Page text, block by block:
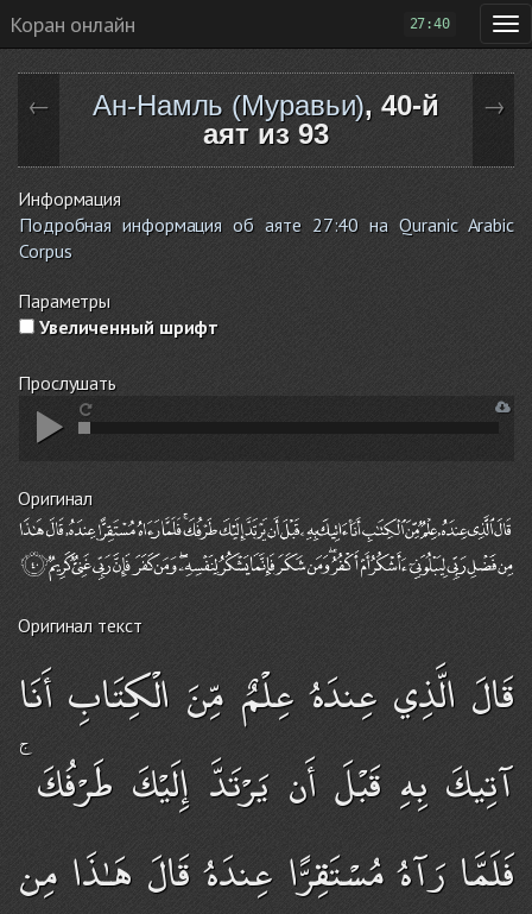
Коран онлайн 27:40
← Ан-Намль (Муравьи), 40-й
аят из 93
→
Информация
Подробная информация об аяте 27:40 на Quranic Arabic
Corpus
Параметры
Увеличенный шрифт
Прослушать
Оригинал
Оригинал текст
قَالَ الَّذِي عِندَهُ عِلْمٌ مِّنَ الْكِتَابِ أَنَا
آتِيكَ بِهِ قَبْلَ أَن يَرْتَدَّ إِلَيْكَ طَرْفُكَ ۚ
فَلَمَّا رَآهُ مُسْتَقِرًّا عِندَهُ قَالَ هَـٰذَا مِن